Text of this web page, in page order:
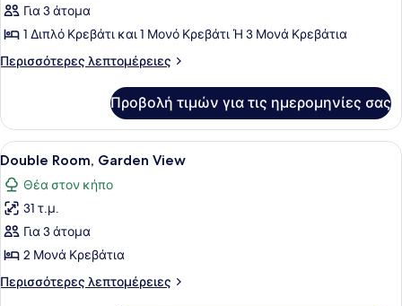
Promo
Room
Για 3 άτομα
1 Διπλό Κρεβάτι και 1 Μονό Κρεβάτι Ή 3 Μονά Κρεβάτια
Περισσότερες λεπτομέρειες
Περισσότερες
Room
Προβολή τιμών για τις ημερομηνίες σας
Προβολή
όλων
των
φωτογραφιών
για
Double
Room,
Garden
Ένα δωμάτιο ξενοδοχείου με ένα
5
Double Room, Garden View
Θέα στον κήπο
31 τ.μ.
Για 3 άτομα
2 Μονά Κρεβάτια
Περισσότερες λεπτομέρειες
Περισσότερες